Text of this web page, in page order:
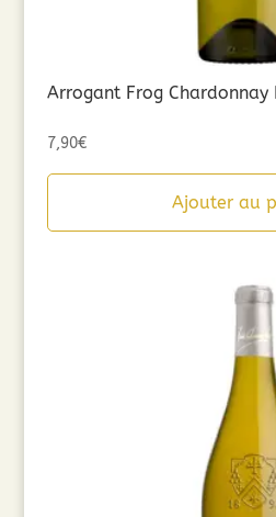
Arrogant Frog Chardonnay
7,90€
Ajouter au